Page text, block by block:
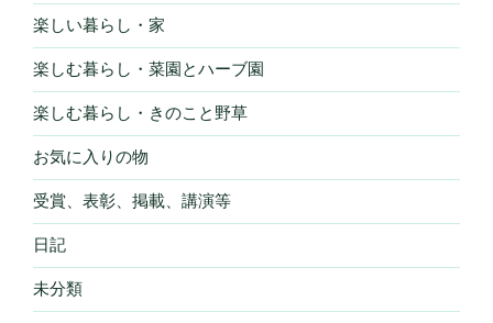
楽しい暮らし・家
楽しむ暮らし・菜園とハーブ園
楽しむ暮らし・きのこと野草
お気に入りの物
受賞、表彰、掲載、講演等
日記
未分類